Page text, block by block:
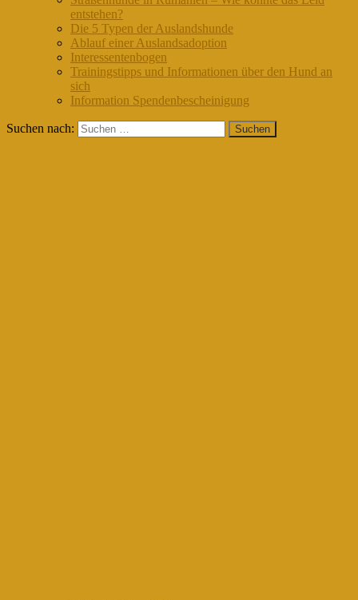
entstehen?
Die 5 Typen der Auslandshunde
Ablauf einer Auslandsadoption
Interessentenbogen
Trainingstipps und Informationen über den Hund an
sich
Information Spendenbescheinigung
Suchen nach: